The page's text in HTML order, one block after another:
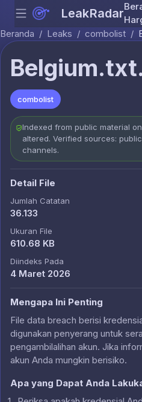
Menu LeakRadar
Beranda / Leaks / combolist /
combolist
Indexed from public material
altered. Verified sources:
channels.
Detail File
Jumlah Catatan
36.133
Ukuran File
610.68 KB
Diindeks Pada
4 Maret 2026
Mengapa Ini Penting
File data breach berisi
digunakan penyerang untuk
pengambilalihan akun. Jika
akun Anda mungkin berisiko.
Apa yang Dapat Anda